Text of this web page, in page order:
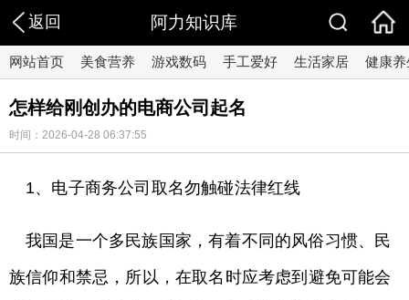
返回 阿力知识库
网站首页 美食营养 游戏数码 手工爱好 生活家居 健康养
怎样给刚创办的电商公司起名
时间：2026-04-28 06:37:55
1、电子商务公司取名勿触碰法律红线
我国是一个多民族国家，有着不同的风俗习惯、民
族信仰和禁忌，所以，在取名时应考虑到避免可能会